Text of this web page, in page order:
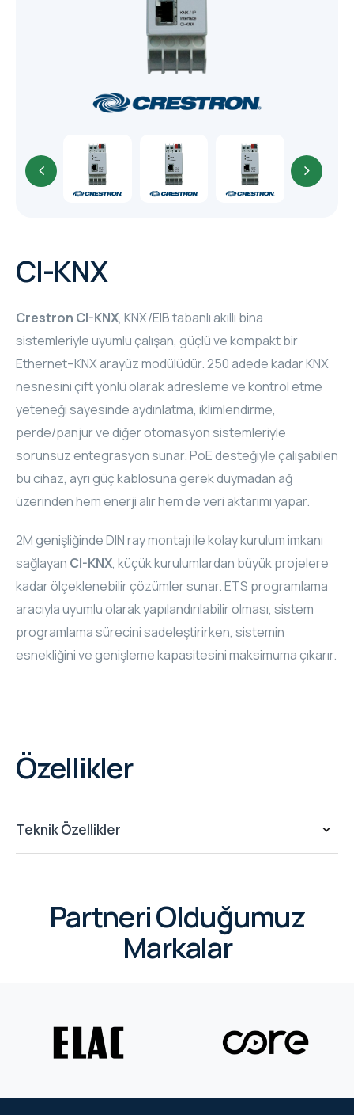
RHOMBUS
SHELLY
EN
CI-KNX
Crestron CI-KNX, KNX/EIB tabanlı akıllı bina
sistemleriyle uyumlu çalışan, güçlü ve kompakt bir
Ethernet–KNX arayüz modülüdür. 250 adede kadar KNX
nesnesini çift yönlü olarak adresleme ve kontrol etme
yeteneği sayesinde aydınlatma, iklimlendirme,
perde/panjur ve diğer otomasyon sistemleriyle
sorunsuz entegrasyon sunar. PoE desteğiyle çalışabilen
bu cihaz, ayrı güç kablosuna gerek duymadan ağ
üzerinden hem enerji alır hem de veri aktarımı yapar.
2M genişliğinde DIN ray montajı ile kolay kurulum imkanı
sağlayan CI-KNX, küçük kurulumlardan büyük projelere
kadar ölçeklenebilir çözümler sunar. ETS programlama
aracıyla uyumlu olarak yapılandırılabilir olması, sistem
programlama sürecini sadeleştirirken, sistemin
esnekliğini ve genişleme kapasitesini maksimuma çıkarır.
Özellikler
Teknik Özellikler
Partneri Olduğumuz
Markalar